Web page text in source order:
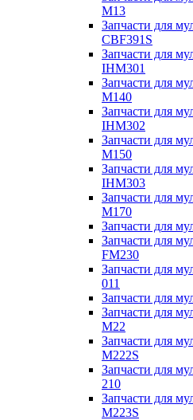
M13
Запчасти для
CBF391S
Запчасти для
IHM301
Запчасти для
M140
Запчасти для
IHM302
Запчасти для
M150
Запчасти для
IHM303
Запчасти для
M170
Запчасти для
Запчасти для
FM230
Запчасти для
011
Запчасти для
Запчасти для
M22
Запчасти для
M222S
Запчасти для
210
Запчасти для
M223S